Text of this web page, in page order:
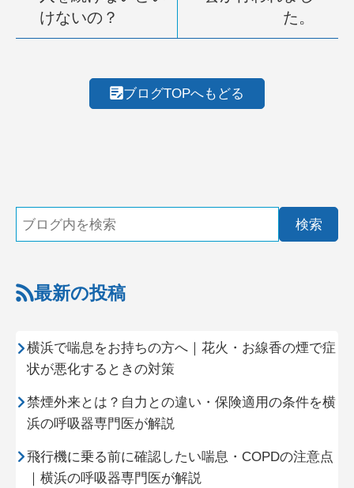
けないの？
た。
ブログTOPへもどる
最新の投稿
横浜で喘息をお持ちの方へ｜花火・お線香の煙で症
状が悪化するときの対策
禁煙外来とは？自力との違い・保険適用の条件を横
浜の呼吸器専門医が解説
飛行機に乗る前に確認したい喘息・COPDの注意点
｜横浜の呼吸器専門医が解説